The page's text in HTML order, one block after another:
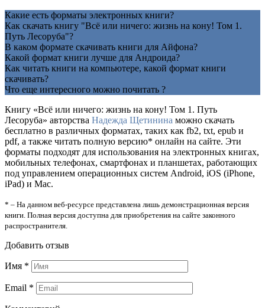
Какие есть форматы электронных книги?
Как скачать книгу "Всё или ничего: жизнь на кону! Том 1.
Путь Лесоруба"?
В каком формате скачивать книги для Айфона?
Какой формат книги лучше для Андроида?
Как читать книги на компьютере, какой формат книги
скачивать?
Что еще интересного можно почитать ?
Книгу «Всё или ничего: жизнь на кону! Том 1. Путь
Лесоруба» авторства Надежда Щетинина можно скачать
бесплатно в различных форматах, таких как fb2, txt, epub и
pdf, а также читать полную версию* онлайн на сайте. Эти
форматы подходят для использования на электронных книгах,
мобильных телефонах, смартфонах и планшетах, работающих
под управлением операционных систем Android, iOS (iPhone,
iPad) и Mac.
* – На данном веб-ресурсе представлена лишь демонстрационная версия
книги. Полная версия доступна для приобретения на сайте законного
распространителя.
Добавить отзыв
Имя *
Email *